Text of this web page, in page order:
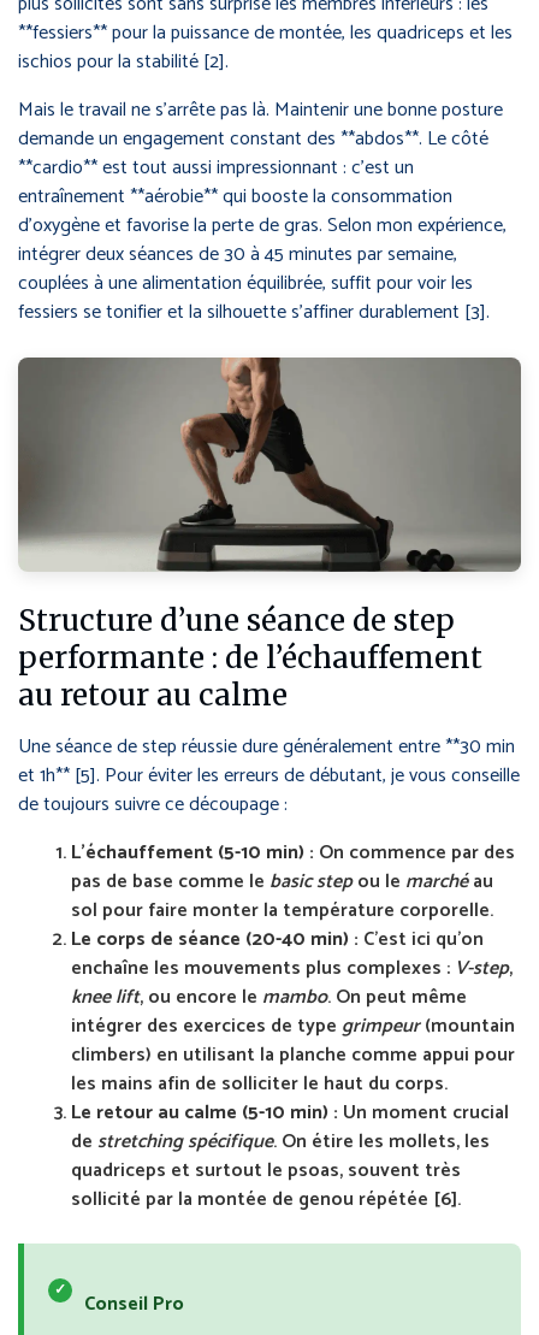
**fessiers** pour la puissance de montée, les quadriceps et les
ischios pour la stabilité [2].
Mais le travail ne s’arrête pas là. Maintenir une bonne posture
demande un engagement constant des **abdos**. Le côté
**cardio** est tout aussi impressionnant : c’est un
entraînement **aérobie** qui booste la consommation
d’oxygène et favorise la perte de gras. Selon mon expérience,
intégrer deux séances de 30 à 45 minutes par semaine,
couplées à une alimentation équilibrée, suffit pour voir les
fessiers se tonifier et la silhouette s’affiner durablement [3].
Structure d’une séance de step
performante : de l’échauffement
au retour au calme
Une séance de step réussie dure généralement entre **30 min
et 1h** [5]. Pour éviter les erreurs de débutant, je vous conseille
de toujours suivre ce découpage :
L’échauffement (5-10 min) : On commence par des
pas de base comme le basic stepou le marchéau
sol pour faire monter la température corporelle.
Le corps de séance (20-40 min) : C’est ici qu’on
enchaîne les mouvements plus complexes : V-step,
knee lift, ou encore le mambo. On peut même
intégrer des exercices de typegrimpeur(mountain
climbers) en utilisant la planche comme appui pour
les mains afin de solliciter le haut du corps.
Le retour au calme (5-10 min) : Un moment crucial
destretching spécifique. On étire les mollets, les
quadriceps et surtout le psoas, souvent très
sollicité par la montée de genou répétée [6].
✓
Conseil Pro